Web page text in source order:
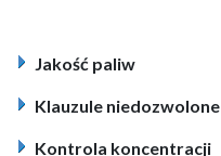
Jakość paliw
Klauzule niedozwolone
Kontrola koncentracji